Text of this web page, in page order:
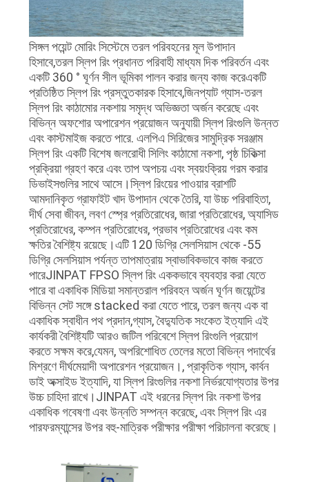
PRIVACY
POLICY
সিঙ্গল পয়েন্ট মোরিং সিস্টেমে তরল পরিবহনের মূল উপাদান
হিসাবে,তরল স্লিপ রিং প্রধানত পরিবাহী মাধ্যম দিক পরিবর্তন এবং
একটি 360 ° ঘূর্ণন সীল ভূমিকা পালন করার জন্য কাজ করেএকটি
প্রতিষ্ঠিত স্লিপ রিং প্রস্তুতকারক হিসাবে,জিনপ্যাট গ্যাস-তরল
স্লিপ রিং কাঠামোর নকশায় সমৃদ্ধ অভিজ্ঞতা অর্জন করেছে এবং
বিভিন্ন অফশোর অপারেশন প্রয়োজন অনুযায়ী স্লিপ রিংগুলি উন্নত
এবং কাস্টমাইজ করতে পারে. এলপিএ সিরিজের সামুদ্রিক সরঞ্জাম
স্লিপ রিং একটি বিশেষ জলরোধী সিলিং কাঠামো নকশা, পৃষ্ঠ চিকিত্সা
প্রক্রিয়া গ্রহণ করে এবং তাপ অপচয় এবং স্বয়ংক্রিয় গরম করার
ডিভাইসগুলির সাথে আসে।স্লিপ রিংয়ের পাওয়ার ব্রাশটি
আমদানিকৃত গ্রাফাইট খাদ উপাদান থেকে তৈরি, যা উচ্চ পরিবাহিতা,
দীর্ঘ সেবা জীবন, লবণ স্প্রে প্রতিরোধের, জারা প্রতিরোধের, অ্যাসিড
প্রতিরোধের, কম্পন প্রতিরোধের, প্রভাব প্রতিরোধের এবং কম
ক্ষতির বৈশিষ্ট্য রয়েছে।এটি 120 ডিগ্রি সেলসিয়াস থেকে -55
ডিগ্রি সেলসিয়াস পর্যন্ত তাপমাত্রায় স্বাভাবিকভাবে কাজ করতে
পারেJINPAT FPSO স্লিপ রিং এককভাবে ব্যবহার করা যেতে
পারে বা একাধিক মিডিয়া সমান্তরাল পরিবহন অর্জন ঘূর্ণন জয়েন্টের
বিভিন্ন সেট সঙ্গে stacked করা যেতে পারে, তরল জন্য এক বা
একাধিক স্বাধীন পথ প্রদান,গ্যাস, বৈদ্যুতিক সংকেত ইত্যাদি এই
কার্যকরী বৈশিষ্ট্যটি আরও জটিল পরিবেশে স্লিপ রিংগুলি প্রয়োগ
করতে সক্ষম করে,যেমন, অপরিশোধিত তেলের মতো বিভিন্ন পদার্থের
মিশ্রণে দীর্ঘমেয়াদী অপারেশন প্রয়োজন।, প্রাকৃতিক গ্যাস, কার্বন
ডাই অক্সাইড ইত্যাদি, যা স্লিপ রিংগুলির নকশা নির্ভরযোগ্যতার উপর
উচ্চ চাহিদা রাখে।JINPAT এই ধরনের স্লিপ রিং নকশা উপর
একাধিক গবেষণা এবং উন্নতি সম্পন্ন করেছে, এবং স্লিপ রিং এর
পারফরম্যান্সের উপর বহু-মাত্রিক পরীক্ষার পরীক্ষা পরিচালনা করেছে।